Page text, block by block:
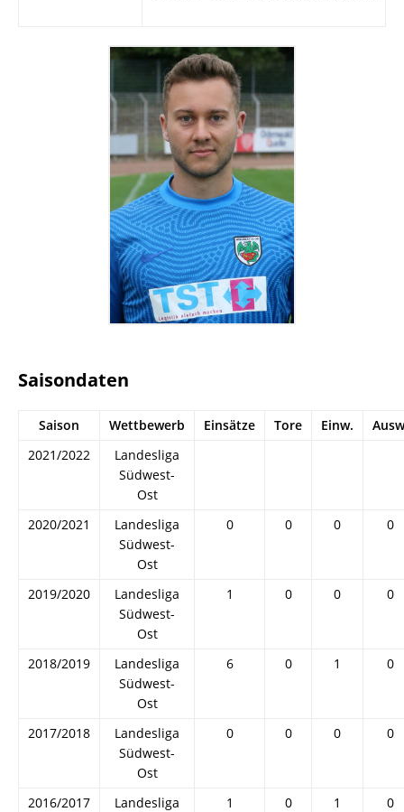
Saisondaten
Saison Wettbewerb Einsätze Tore Einw.
2021/2022
Landesliga
Südwest-
Ost
2020/2021
Landesliga
Südwest-
Ost
0 0 0 0
2019/2020
Landesliga
Südwest-
Ost
1 0 0 0
2018/2019
Landesliga
Südwest-
Ost
6 0 1 0
2017/2018
Landesliga
Südwest-
Ost
0 0 0 0
2016/2017
Landesliga
1 0 1 0